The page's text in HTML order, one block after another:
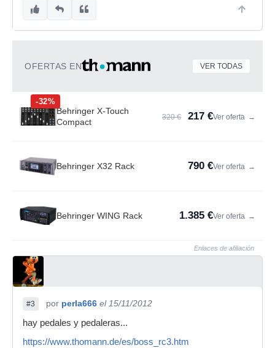
OFERTAS EN VER TODAS
-32%
Behringer X-Touch
Compact
320 € 217 €Ver oferta →
Behringer X32 Rack 790 €Ver oferta →
Behringer WING Rack 1.385 €Ver oferta →
Enlaces de afiliación
#3 por perla666 el 15/11/2012
hay pedales y pedaleras...
https://www.thomann.de/es/boss_rc3.htm